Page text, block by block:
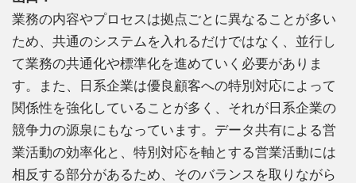
業務の内容やプロセスは拠点ごとに異なることが多い
ため、共通のシステムを入れるだけではなく、並行し
て業務の共通化や標準化を進めていく必要がありま
す。また、日系企業は優良顧客への特別対応によって
関係性を強化していることが多く、それが日系企業の
競争力の源泉にもなっています。データ共有による営
業活動の効率化と、特別対応を軸とする営業活動には
相反する部分があるため、そのバランスを取りながら